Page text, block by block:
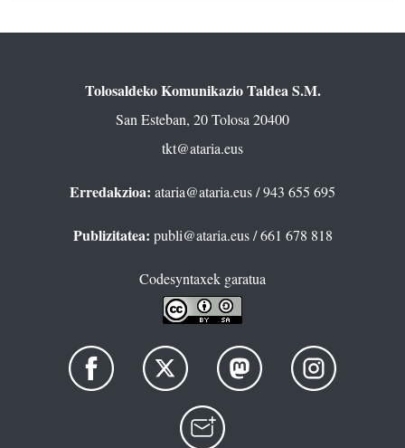
Tolosaldeko Komunikazio Taldea S.M.
San Esteban, 20 Tolosa 20400
tkt@ataria.eus
Erredakzioa: ataria@ataria.eus/ 943 655 695
Publizitatea: publi@ataria.eus/ 661 678 818
Codesyntaxek garatua